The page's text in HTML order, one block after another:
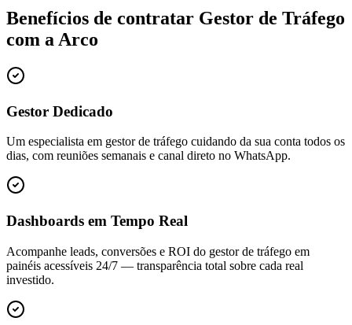
Benefícios de contratar Gestor de Tráfego
com a Arco
Gestor Dedicado
Um especialista em gestor de tráfego cuidando da sua conta todos os
dias, com reuniões semanais e canal direto no WhatsApp.
Dashboards em Tempo Real
Acompanhe leads, conversões e ROI do gestor de tráfego em
painéis acessíveis 24/7 — transparência total sobre cada real
investido.